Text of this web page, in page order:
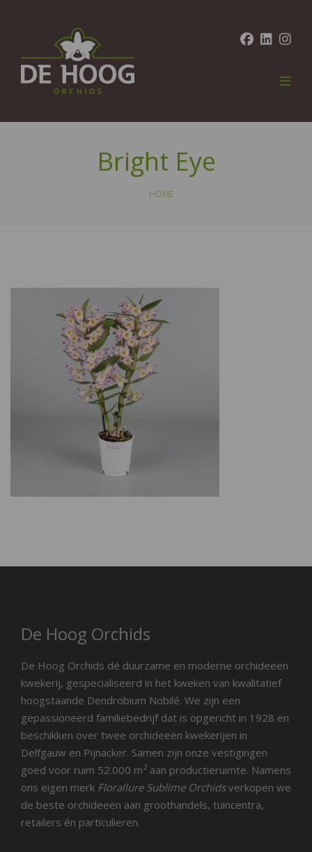
Bright Eye
HOME
De Hoog Orchids
De Hoog Orchids dé duurzame en moderne orchideeën
kwekerij, gespecialiseerd in het kweken van kwalitatief
hoogstaande Dendrobium Nobilé. We zijn een
gepassioneerd familiebedrijf dat is opgericht in 1928 en
beschikken over twee orchideeën kwekerijen in
Delfgauw en Pijnacker. Samen zijn onze vestigingen
goed voor ruim 52.000 m2 aan productieruimte. Namens
ons eigen merk Florallure Sublime Orchidsverkopen we
de beste orchideeën aan groothandels, tuincentra,
retailers én particulieren.